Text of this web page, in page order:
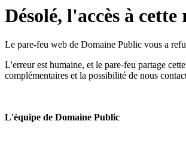
Désolé, l'accès à
Le pare-feu web de Domaine Public vous a
L'erreur est humaine, et le pare-feu partage
complémentaires et la possibilité de nous
L'équipe de Domaine Public